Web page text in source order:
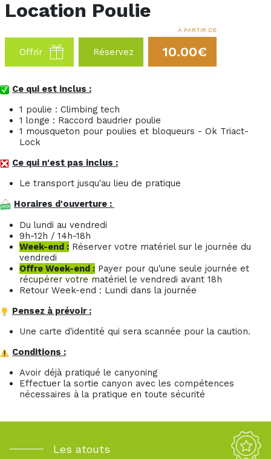
Location Poulie
Offrir Réservez
À PARTIR DE
10.00€
Ce qui est inclus :
1 poulie : Climbing tech
1 longe : Raccord baudrier poulie
1 mousqueton pour poulies et bloqueurs - Ok Triact-
Lock
Ce qui n'est pas inclus :
Le transport jusqu'au lieu de pratique
Horaires d'ouverture :
Du lundi au vendredi
9h-12h / 14h-18h
Week-end : Réserver votre matériel sur le journée du
vendredi
Offre Week-end : Payer pour qu'une seule journée et
récupérer votre matériel le vendredi avant 18h
Retour Week-end : Lundi dans la journée
Pensez à prévoir :
Une carte d'identité qui sera scannée pour la caution.
Conditions :
Avoir déjà pratiqué le canyoning
Effectuer la sortie canyon avec les compétences
nécessaires à la pratique en toute sécurité
Les atouts